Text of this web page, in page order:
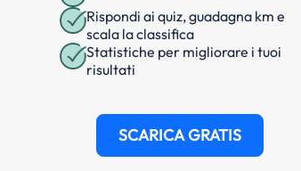
Rispondi ai quiz, guadagna km e
scala la classifica
Statistiche per migliorare i tuoi
risultati
SCARICA GRATIS